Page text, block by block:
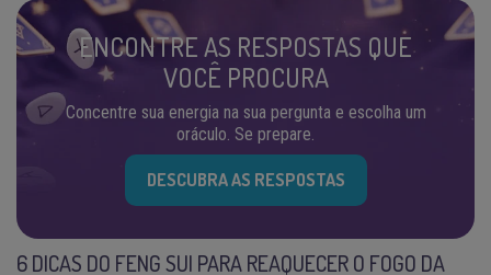
ENCONTRE AS RESPOSTAS QUE
VOCÊ PROCURA
Concentre sua energia na sua pergunta e escolha um
oráculo. Se prepare.
DESCUBRA AS RESPOSTAS
6 DICAS DO FENG SUI PARA REAQUECER O FOGO DA